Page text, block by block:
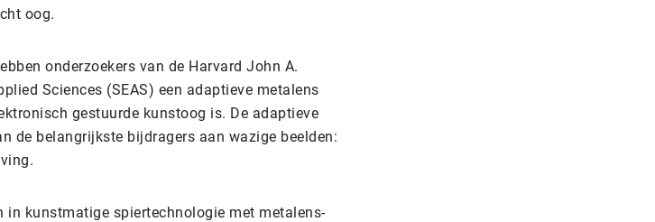
oog.
onderzoekers van de Harvard John A.
Sciences (SEAS) een adaptieve metalens
gestuurde kunstoog is. De adaptieve
de belangrijkste bijdragers aan wazige beelden:
in kunstmatige spiertechnologie met metalens-